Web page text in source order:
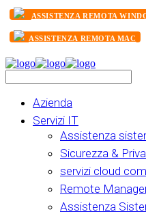
ASSISTENZA REMOTA
ASSISTENZA REMOTA MAC
Azienda
Servizi IT
Assistenza
Sicurezza &
servizi cloud
Remote
Assistenza